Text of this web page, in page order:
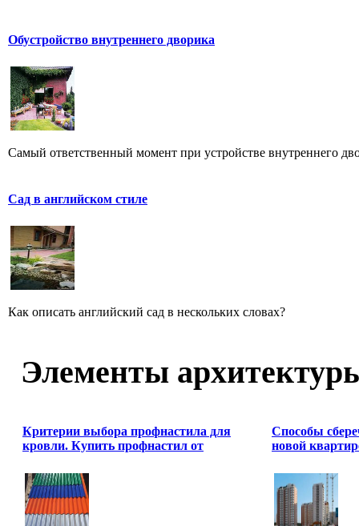
Обустройство внутреннего дворика
Самый ответственный момент при устройстве внутреннего
Сад в английском стиле
Как описать английский сад в нескольких словах?
Элементы
Критерии выбора профнастила для
кровли. Купить профнастил от
Способы
новой